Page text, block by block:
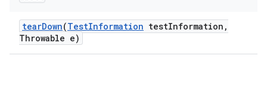
tearDown(TestInformation testInformation ,
Throwable e)